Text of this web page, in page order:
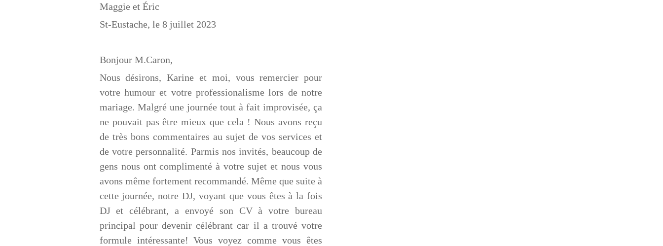
Maggie et Éric
St-Eustache, le 8 juillet 2023
Bonjour M.Caron,
Nous désirons, Karine et moi, vous remercier pour
votre humour et votre professionalisme lors de notre
mariage. Malgré une journée tout à fait improvisée, ça
ne pouvait pas être mieux que cela ! Nous avons reçu
de très bons commentaires au sujet de vos services et
de votre personnalité. Parmis nos invités, beaucoup de
gens nous ont complimenté à votre sujet et nous vous
avons même fortement recommandé. Même que suite à
cette journée, notre DJ, voyant que vous êtes à la fois
DJ et célébrant, a envoyé son CV à votre bureau
principal pour devenir célébrant car il a trouvé votre
formule intéressante! Vous voyez comme vous êtes